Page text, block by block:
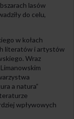
lasów
do celu,
w kołach
literatów i artystów
Wraz
a natura”
wpływowych